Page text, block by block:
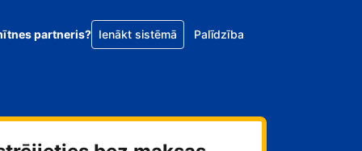
partneris? Ienākt sistēmā Palīdzība